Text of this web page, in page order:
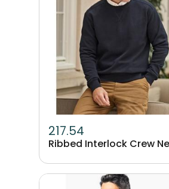
217.54
Ribbed Interlock Crew
Image